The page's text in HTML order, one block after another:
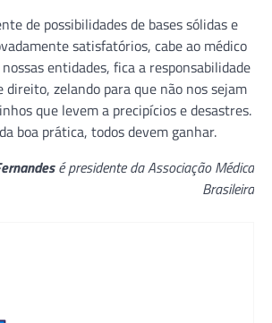
de possibilidades de bases sólidas e
satisfatórios, cabe ao médico
entidades, fica a responsabilidade
direito, zelando para que não nos sejam
que levem a precipícios e desastres.
boa prática, todos devem ganhar.
é presidente da Associação Médica
Brasileira